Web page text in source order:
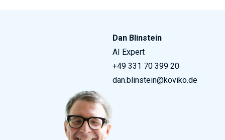
Dan Blinstein
AI Expert
+49 331 70 399 20
dan.blinstein@koviko.de